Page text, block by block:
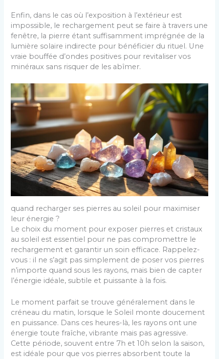
Enfin, dans le cas où l’exposition à l’extérieur est
impossible, le rechargement peut se faire à travers une
fenêtre, la pierre étant suffisamment imprégnée de la
lumière solaire indirecte pour bénéficier du rituel. Une
vraie bouffée d’ondes positives pour revitaliser vos
minéraux sans risquer de les abîmer.
quand recharger ses pierres au soleil pour maximiser
leur énergie ?
Le choix du moment pour exposer pierres et cristaux
au soleil est essentiel pour ne pas compromettre le
rechargement et garantir un soin efficace. Rappelez-
vous : il ne s’agit pas simplement de poser vos pierres
n’importe quand sous les rayons, mais bien de capter
l’énergie idéale, subtile et puissante à la fois.
Le moment parfait se trouve généralement dans le
créneau du matin, lorsque le Soleil monte doucement
en puissance. Dans ces heures-là, les rayons ont une
énergie toute fraîche, vibrante mais pas agressive.
Cette période, souvent entre 7h et 10h selon la saison,
est idéale pour que vos pierres absorbent toute la